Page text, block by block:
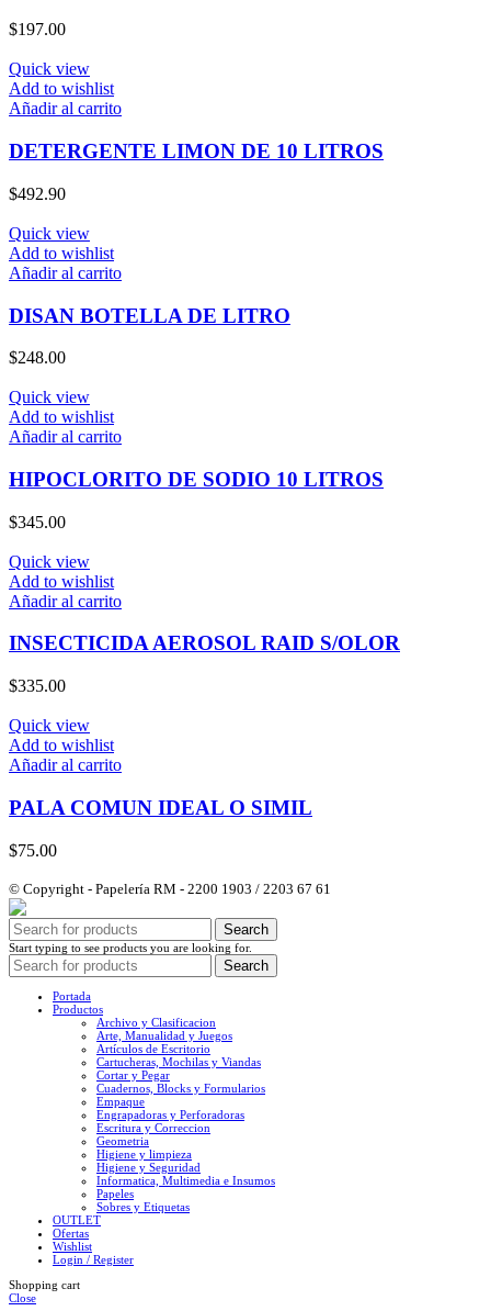
$197.00
Quick view
Add to wishlist
Añadir al carrito
DETERGENTE LIMON DE 10 LITROS
$492.90
Quick view
Add to wishlist
Añadir al carrito
DISAN BOTELLA DE LITRO
$248.00
Quick view
Add to wishlist
Añadir al carrito
HIPOCLORITO DE SODIO 10 LITROS
$345.00
Quick view
Add to wishlist
Añadir al carrito
INSECTICIDA AEROSOL RAID S/OLOR
$335.00
Quick view
Add to wishlist
Añadir al carrito
PALA COMUN IDEAL O SIMIL
$75.00
© Copyright - Papelería RM - 2200 1903 / 2203 67 61
Search
Start typing to see products you are looking for.
Search
Portada
Productos
Archivo y Clasificacion
Arte, Manualidad y Juegos
Artículos de Escritorio
Cartucheras, Mochilas y Viandas
Cortar y Pegar
Cuadernos, Blocks y Formularios
Empaque
Engrapadoras y Perforadoras
Escritura y Correccion
Geometria
Higiene y limpieza
Higiene y Seguridad
Informatica, Multimedia e Insumos
Papeles
Sobres y Etiquetas
OUTLET
Ofertas
Wishlist
Login / Register
Shopping cart
Close